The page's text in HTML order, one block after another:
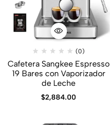
(0)
Cafetera Sangkee Espresso
19 Bares con Vaporizador
de Leche
$2,884.00